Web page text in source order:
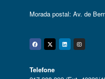
Morada postal: Av. de
Facebook
Twitter
Telefone